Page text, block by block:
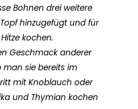
Bohnen drei weitere
hinzugefügt und für
kochen.
Geschmack anderer
sie bereits im
mit Knoblauch oder
und Thymian kochen